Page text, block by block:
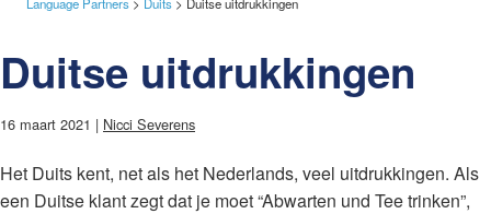
Duitse uitdrukkingen
16 maart 2021 | Nicci Severens
Het Duits kent, net als het Nederlands, veel uitdrukkingen. Als
een Duitse klant zegt dat je moet “Abwarten und Tee trinken”,